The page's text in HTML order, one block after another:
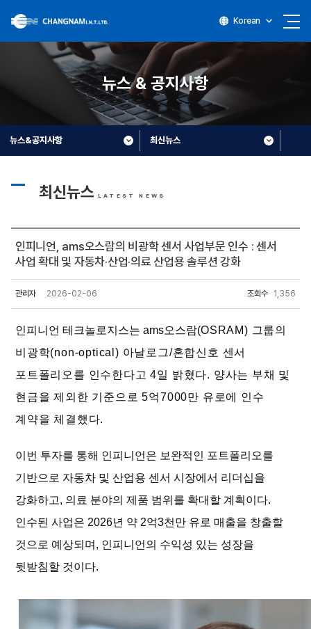
Korean
뉴스 & 공지사항
뉴스&공지사항 최신뉴스
최신뉴스 LATEST NEWS
인피니언, ams오스람의 비광학 센서 사업부문 인수 : 센서
사업 확대 및 자동차·산업·의료 산업용 솔루션 강화
관리자 2026-02-06 조회수 1,356
인피니언 테크놀로지스는 ams오스람(OSRAM) 그룹의
비광학(non-optical) 아날로그/혼합신호 센서
포트폴리오를 인수한다고 4일 밝혔다. 양사는 부채 및
현금을 제외한 기준으로 5억7000만 유로에 인수
계약을 체결했다.
이번 투자를 통해 인피니언은 보완적인 포트폴리오를
기반으로 자동차 및 산업용 센서 시장에서 리더십을
강화하고, 의료 분야의 제품 범위를 확대할 계획이다.
인수된 사업은 2026년 약 2억3천만 유로 매출을 창출할
것으로 예상되며, 인피니언의 수익성 있는 성장을
뒷받침할 것이다.